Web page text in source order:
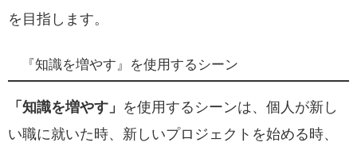
を目指します。
『知識を増やす』を使用するシーン
「知識を増やす」
を使用するシーンは、個人が新し
い職に就いた時、新しいプロジェクトを始める時、